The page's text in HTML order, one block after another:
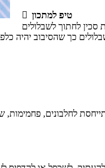
 טיפ למתכון
סכין לחתוך לשבלולים
לחלבונים, פחמימות,